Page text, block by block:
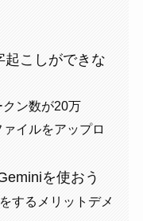
起こしができな
ン数が20万
イルをアップロ
を使おう
するメリットデメ